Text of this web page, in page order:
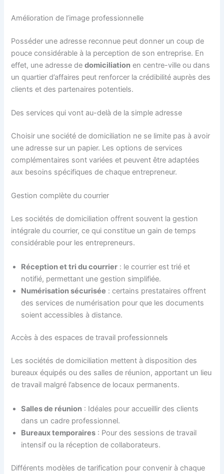
Amélioration de l’image professionnelle
Posséder une adresse reconnue peut donner un coup de
pouce considérable à la perception de son entreprise. En
effet, une adresse dedomiciliation en centre-ville ou dans
un quartier d’affaires peut renforcer la crédibilité auprès des
clients et des partenaires potentiels.
Des services qui vont au-delà de la simple adresse
Choisir une société de domiciliation ne se limite pas à avoir
une adresse sur un papier. Les options de services
complémentaires sont variées et peuvent être adaptées
aux besoins spécifiques de chaque entrepreneur.
Gestion complète du courrier
Les sociétés de domiciliation offrent souvent la gestion
intégrale du courrier, ce qui constitue un gain de temps
considérable pour les entrepreneurs.
Réception et tri du courrier : le courrier est trié et
notifié, permettant une gestion simplifiée.
Numérisation sécurisée : certains prestataires offrent
des services de numérisation pour que les documents
soient accessibles à distance.
Accès à des espaces de travail professionnels
Les sociétés de domiciliation mettent à disposition des
bureaux équipés ou des salles de réunion, apportant un lieu
de travail malgré l’absence de locaux permanents.
Salles de réunion : Idéales pour accueillir des clients
dans un cadre professionnel.
Bureaux temporaires : Pour des sessions de travail
intensif ou la réception de collaborateurs.
Différents modèles de tarification pour convenir à chaque